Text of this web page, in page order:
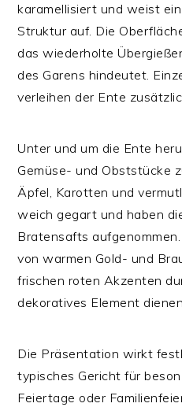
karamellisiert und weist
Struktur auf. Die
das wiederholte
des Garens hindeutet.
verleihen der Ente
Unter und um die Ente
Gemüse- und Obststücke
Äpfel, Karotten und
weich gegart und haben
Bratensafts
von warmen Gold- und
frischen roten Akzenten
dekoratives Element
Die Präsentation wirkt
typisches Gericht für
Feiertage oder